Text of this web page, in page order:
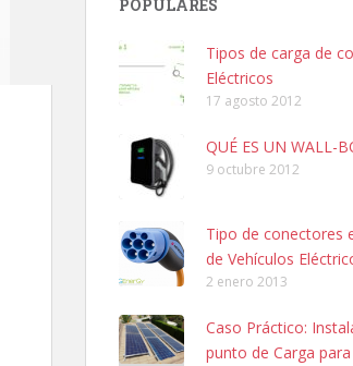
POPULARES
Tipos de carga de
Eléctricos
17 agosto 2012
QUÉ ES UN WALL-
9 octubre 2012
Tipo de conectores
de Vehículos
2 enero 2013
Caso Práctico:
punto de Carga